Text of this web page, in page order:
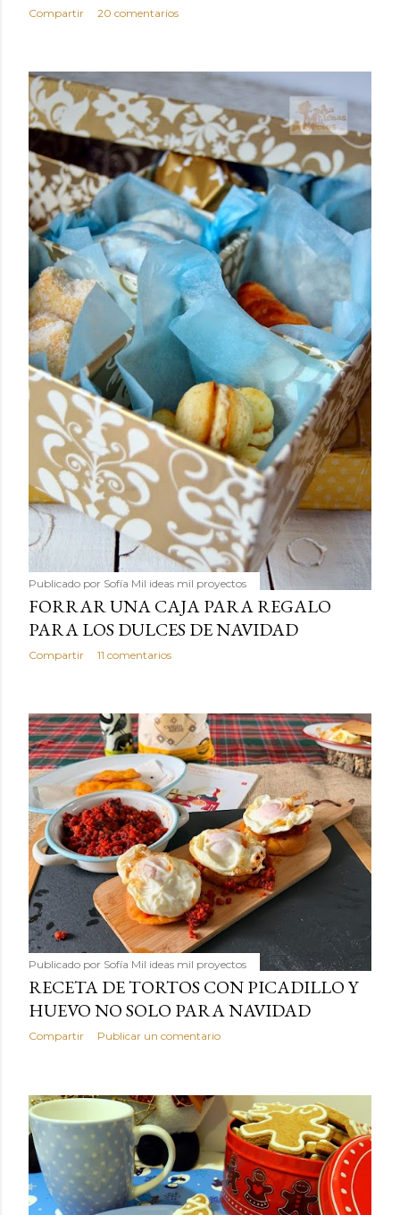
Compartir 20 comentarios
Publicado por Sofía Mil ideas mil proyectos
FORRAR UNA CAJA PARA REGALO
PARA LOS DULCES DE NAVIDAD
Compartir 11 comentarios
Publicado por Sofía Mil ideas mil proyectos
RECETA DE TORTOS CON PICADILLO Y
HUEVO NO SOLO PARA NAVIDAD
Compartir Publicar un comentario